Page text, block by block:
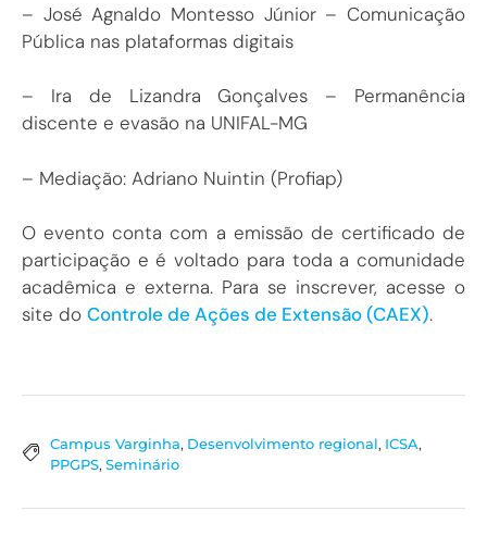
– José Agnaldo Montesso Júnior – Comunicação
Pública nas plataformas digitais
– Ira de Lizandra Gonçalves – Permanência
discente e evasão na UNIFAL-MG
– Mediação: Adriano Nuintin (Profiap)
O evento conta com a emissão de certificado de
participação e é voltado para toda a comunidade
acadêmica e externa. Para se inscrever, acesse o
site do Controle de Ações de Extensão (CAEX).
Campus Varginha, Desenvolvimento regional, ICSA,
PPGPS, Seminário